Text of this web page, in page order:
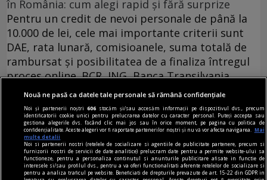
în România: cum alegi rapid și fără surprize
Pentru un credit de nevoi personale de până la
10.000 de lei, cele mai importante criterii sunt
DAE, rata lunară, comisioanele, suma totală de
rambursat și posibilitatea de a finaliza întregul
proces online. BCR, ING, Banca Transilvania,
Raiffeisen, CEC Bank și UniCredit oferă variante
care pot fi s
Nouă ne pasă ca datele tale personale să rămână confidențiale
Noi și partenerii noștri606 stocăm și/sau accesăm informații pe dispozitivul dvs., precum
identificatorii cookie unici pentru prelucrarea datelor cu caracter personal. Puteți accepta sau
gestiona alegerile dvs. făcând clic mai jos sau în orice moment, pe pagina cu politica de
confidențialitate. Aceste alegeri vor fi raportate partenerilor noștri și nu vă vor afecta navigarea.
Mai
multe detalii
Noi si partenerii nostri (retelele de socializare si agentiile de publicitate partenere, precum si
furnizorii nostri de servicii de date analitice) prelucram date pentru a permite website-ului sa
functioneze, pentru a personaliza continutul si anunturile publicitare afisate in functie de
interesele si/sau profilul dvs., pentru a va oferi functionalitati aferente retelelor de socializare si
pentru a analiza traficul pe website. Beneficiati de drepturile prevazute de art. 15-22 din GDPR in